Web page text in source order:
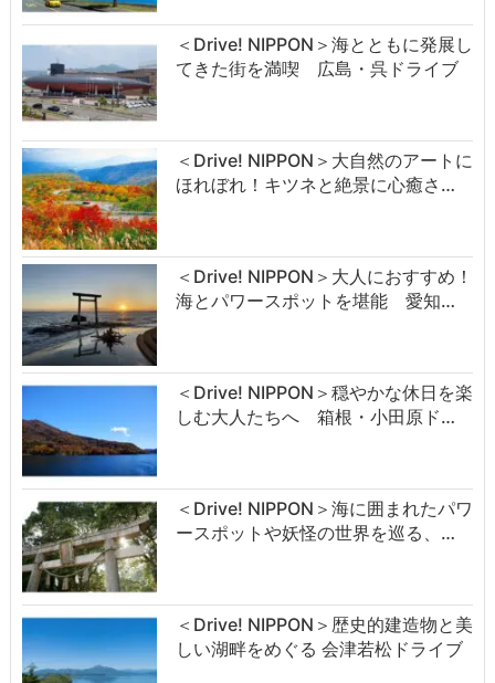
＜Drive! NIPPON＞海とともに発展し
てきた街を満喫 広島・呉ドライブ
＜Drive! NIPPON＞大自然のアートに
ほれぼれ！キツネと絶景に心癒さ…
＜Drive! NIPPON＞大人におすすめ！
海とパワースポットを堪能 愛知…
＜Drive! NIPPON＞穏やかな休日を楽
しむ大人たちへ 箱根・小田原ド…
＜Drive! NIPPON＞海に囲まれたパワ
ースポットや妖怪の世界を巡る、…
＜Drive! NIPPON＞歴史的建造物と美
しい湖畔をめぐる 会津若松ドライブ